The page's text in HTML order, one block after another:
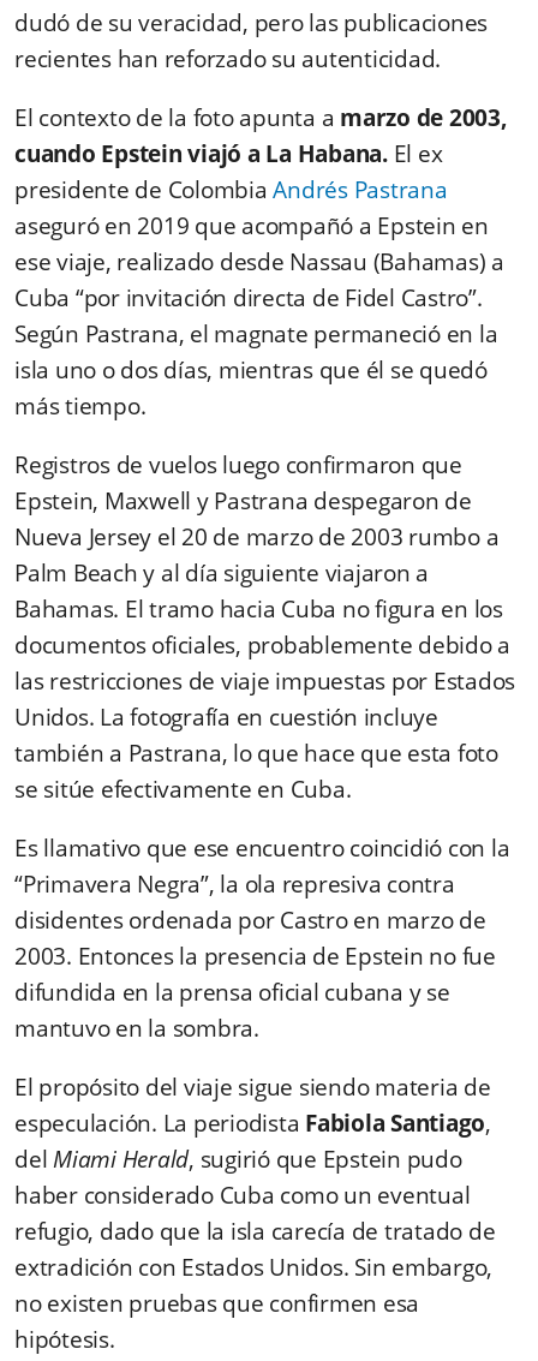
dudó de su veracidad, pero las publicaciones
recientes han reforzado su autenticidad.
El contexto de la foto apunta a marzo de 2003,
cuando Epstein viajó a La Habana.El ex
presidente de ColombiaAndrés Pastrana
aseguró en 2019 que acompañó a Epstein en
ese viaje, realizado desde Nassau (Bahamas) a
Cuba “por invitación directa de Fidel Castro”.
Según Pastrana, el magnate permaneció en la
isla uno o dos días, mientras que él se quedó
más tiempo.
Registros de vuelos luego confirmaron que
Epstein, Maxwell y Pastrana despegaron de
Nueva Jersey el 20 de marzo de 2003 rumbo a
Palm Beach y al día siguiente viajaron a
Bahamas. El tramo hacia Cuba no figura en los
documentos oficiales, probablemente debido a
las restricciones de viaje impuestas por Estados
Unidos. La fotografía en cuestión incluye
también a Pastrana, lo que hace que esta foto
se sitúe efectivamente en Cuba.
Es llamativo que ese encuentro coincidió con la
“Primavera Negra”, la ola represiva contra
disidentes ordenada por Castro en marzo de
2003. Entonces la presencia de Epstein no fue
difundida en la prensa oficial cubana y se
mantuvo en la sombra.
El propósito del viaje sigue siendo materia de
especulación. La periodista Fabiola Santiago,
delMiami Herald, sugirió que Epstein pudo
haber considerado Cuba como un eventual
refugio, dado que la isla carecía de tratado de
extradición con Estados Unidos. Sin embargo,
no existen pruebas que confirmen esa
hipótesis.